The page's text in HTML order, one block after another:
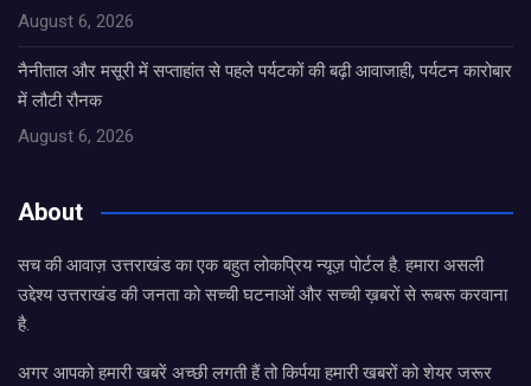
August 6, 2026
नैनीताल और मसूरी में सप्ताहांत से पहले पर्यटकों की बढ़ी आवाजाही, पर्यटन कारोबार
में लौटी रौनक
August 6, 2026
About
सच की आवाज़ उत्तराखंड का एक बहुत लोकप्रिय न्यूज़ पोर्टल है. हमारा असली
उद्देश्य उत्तराखंड की जनता को सच्ची घटनाओं और सच्ची ख़बरों से रूबरू करवाना
है.
अगर आपको हमारी खबरें अच्छी लगती हैं तो किर्पया हमारी खबरों को शेयर जरूर